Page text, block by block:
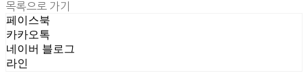
목록으로 가기
페이스북
카카오톡
네이버 블로그
라인